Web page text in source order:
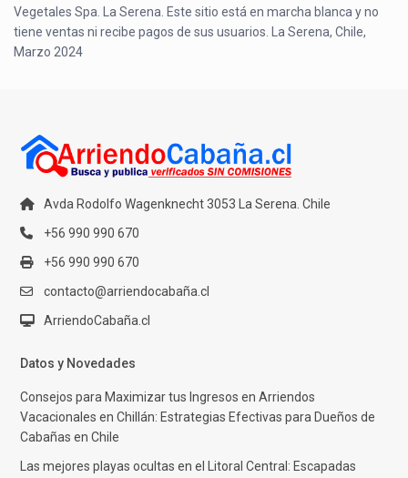
Vegetales Spa. La Serena. Este sitio está en marcha blanca y no
tiene ventas ni recibe pagos de sus usuarios. La Serena, Chile,
Marzo 2024
Avda Rodolfo Wagenknecht 3053 La Serena. Chile
+56 990 990 670
+56 990 990 670
contacto@arriendocabaña.cl
ArriendoCabaña.cl
Datos y Novedades
Consejos para Maximizar tus Ingresos en Arriendos
Vacacionales en Chillán: Estrategias Efectivas para Dueños de
Cabañas en Chile
Las mejores playas ocultas en el Litoral Central: Escapadas